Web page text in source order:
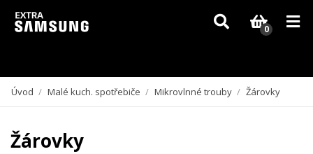
Vzhledem k aktuální situaci se může dodání dílů, které nejsou skladem,
zpozdit. Děkujeme za pochopení.
0
Úvod / Malé kuch. spotřebiče / Mikrovlnné trouby / Žárovky
Žárovky